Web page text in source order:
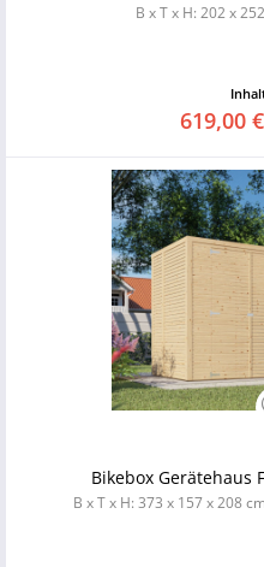
B x T x H: 202 x
619,00 €
Bikebox Gerätehaus
B x T x H: 373 x 157 x 208